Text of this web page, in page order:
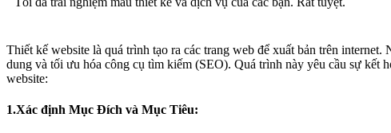
Thiết kế website là quá trình tạo ra các trang web để xuất bản trên
dung và tối ưu hóa công cụ tìm kiếm (SEO). Quá trình này yêu cầu sự kết
website:
1.Xác định Mục Đích và Mục Tiêu: